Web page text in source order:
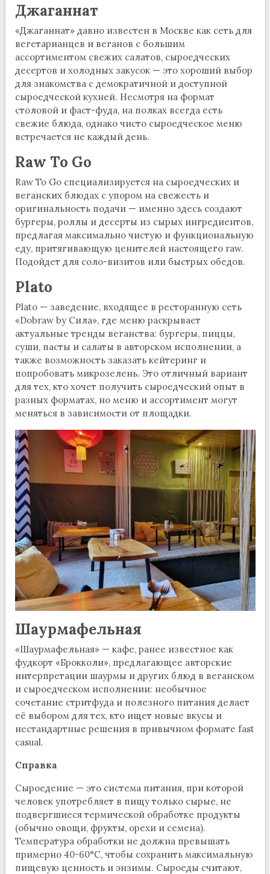
Джаганнат
«Джаганнат» давно известен в Москве как сеть для
вегетарианцев и веганов с большим
ассортиментом свежих салатов, сыроедческих
десертов и холодных закусок — это хороший выбор
для знакомства с демократичной и доступной
сыроедческой кухней. Несмотря на формат
столовой и фаст-фуда, на полках всегда есть
свежие блюда, однако чисто сыроедческое меню
встречается не каждый день.
Raw To Go
Raw To Go специализируется на сыроедческих и
веганских блюдах с упором на свежесть и
оригинальность подачи — именно здесь создают
бургеры, роллы и десерты из сырых ингредиентов,
предлагая максимально чистую и функциональную
еду, притягивающую ценителей настоящего raw.
Подойдет для соло-визитов или быстрых обедов.
Plato
Plato — заведение, входящее в ресторанную сеть
«Dobraw by Сила», где меню раскрывает
актуальные тренды веганства: бургеры, пиццы,
суши, пасты и салаты в авторском исполнении, а
также возможность заказать кейтеринг и
попробовать микрозелень. Это отличный вариант
для тех, кто хочет получить сыроедческий опыт в
разных форматах, но меню и ассортимент могут
меняться в зависимости от площадки.
Шаурмафельная
«Шаурмафельная» — кафе, ранее известное как
фудкорт «Брокколи», предлагающее авторские
интерпретации шаурмы и других блюд в веганском
и сыроедческом исполнении: необычное
сочетание стритфуда и полезного питания делает
её выбором для тех, кто ищет новые вкусы и
нестандартные решения в привычном формате fast
casual.
Справка
Сыроедение — это система питания, при которой
человек употребляет в пищу только сырые, не
подвергшиеся термической обработке продукты
(обычно овощи, фрукты, орехи и семена).
Температура обработки не должна превышать
примерно 40-60°C, чтобы сохранить максимальную
пищевую ценность и энзимы. Сыроеды считают,